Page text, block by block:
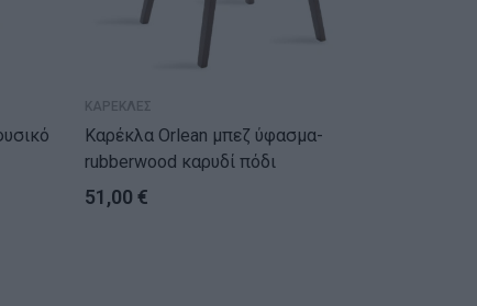
ΚΑΡΕΚΛΕΣ
Καρέκλα Orlean μπεζ ύφασμα-
rubberwood καρυδί πόδι
51,00 €